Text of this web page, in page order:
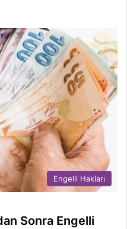
Engelli Hakları
Sonra Engelli